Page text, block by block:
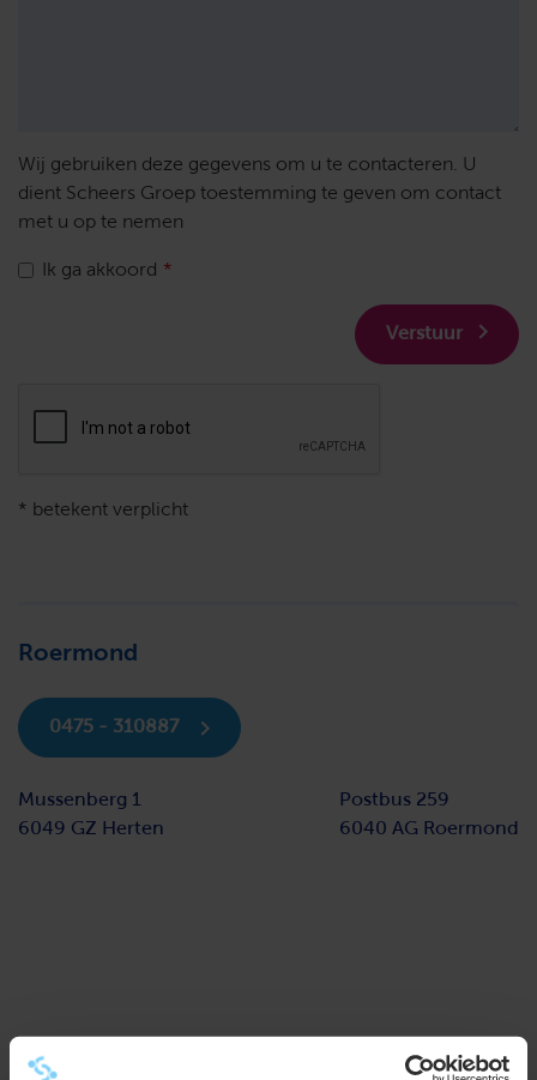
Wij gebruiken deze gegevens om u te contacteren. U
dient Scheers Groep toestemming te geven om contact
met u op te nemen
Ik ga akkoord
Verstuur
* betekent verplicht
Roermond
0475 - 310887
Mussenberg 1
6049 GZ Herten
Postbus 259
6040 AG Roermond